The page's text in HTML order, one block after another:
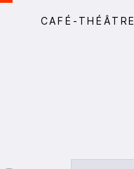
CAFÉ-THÉÂTRE